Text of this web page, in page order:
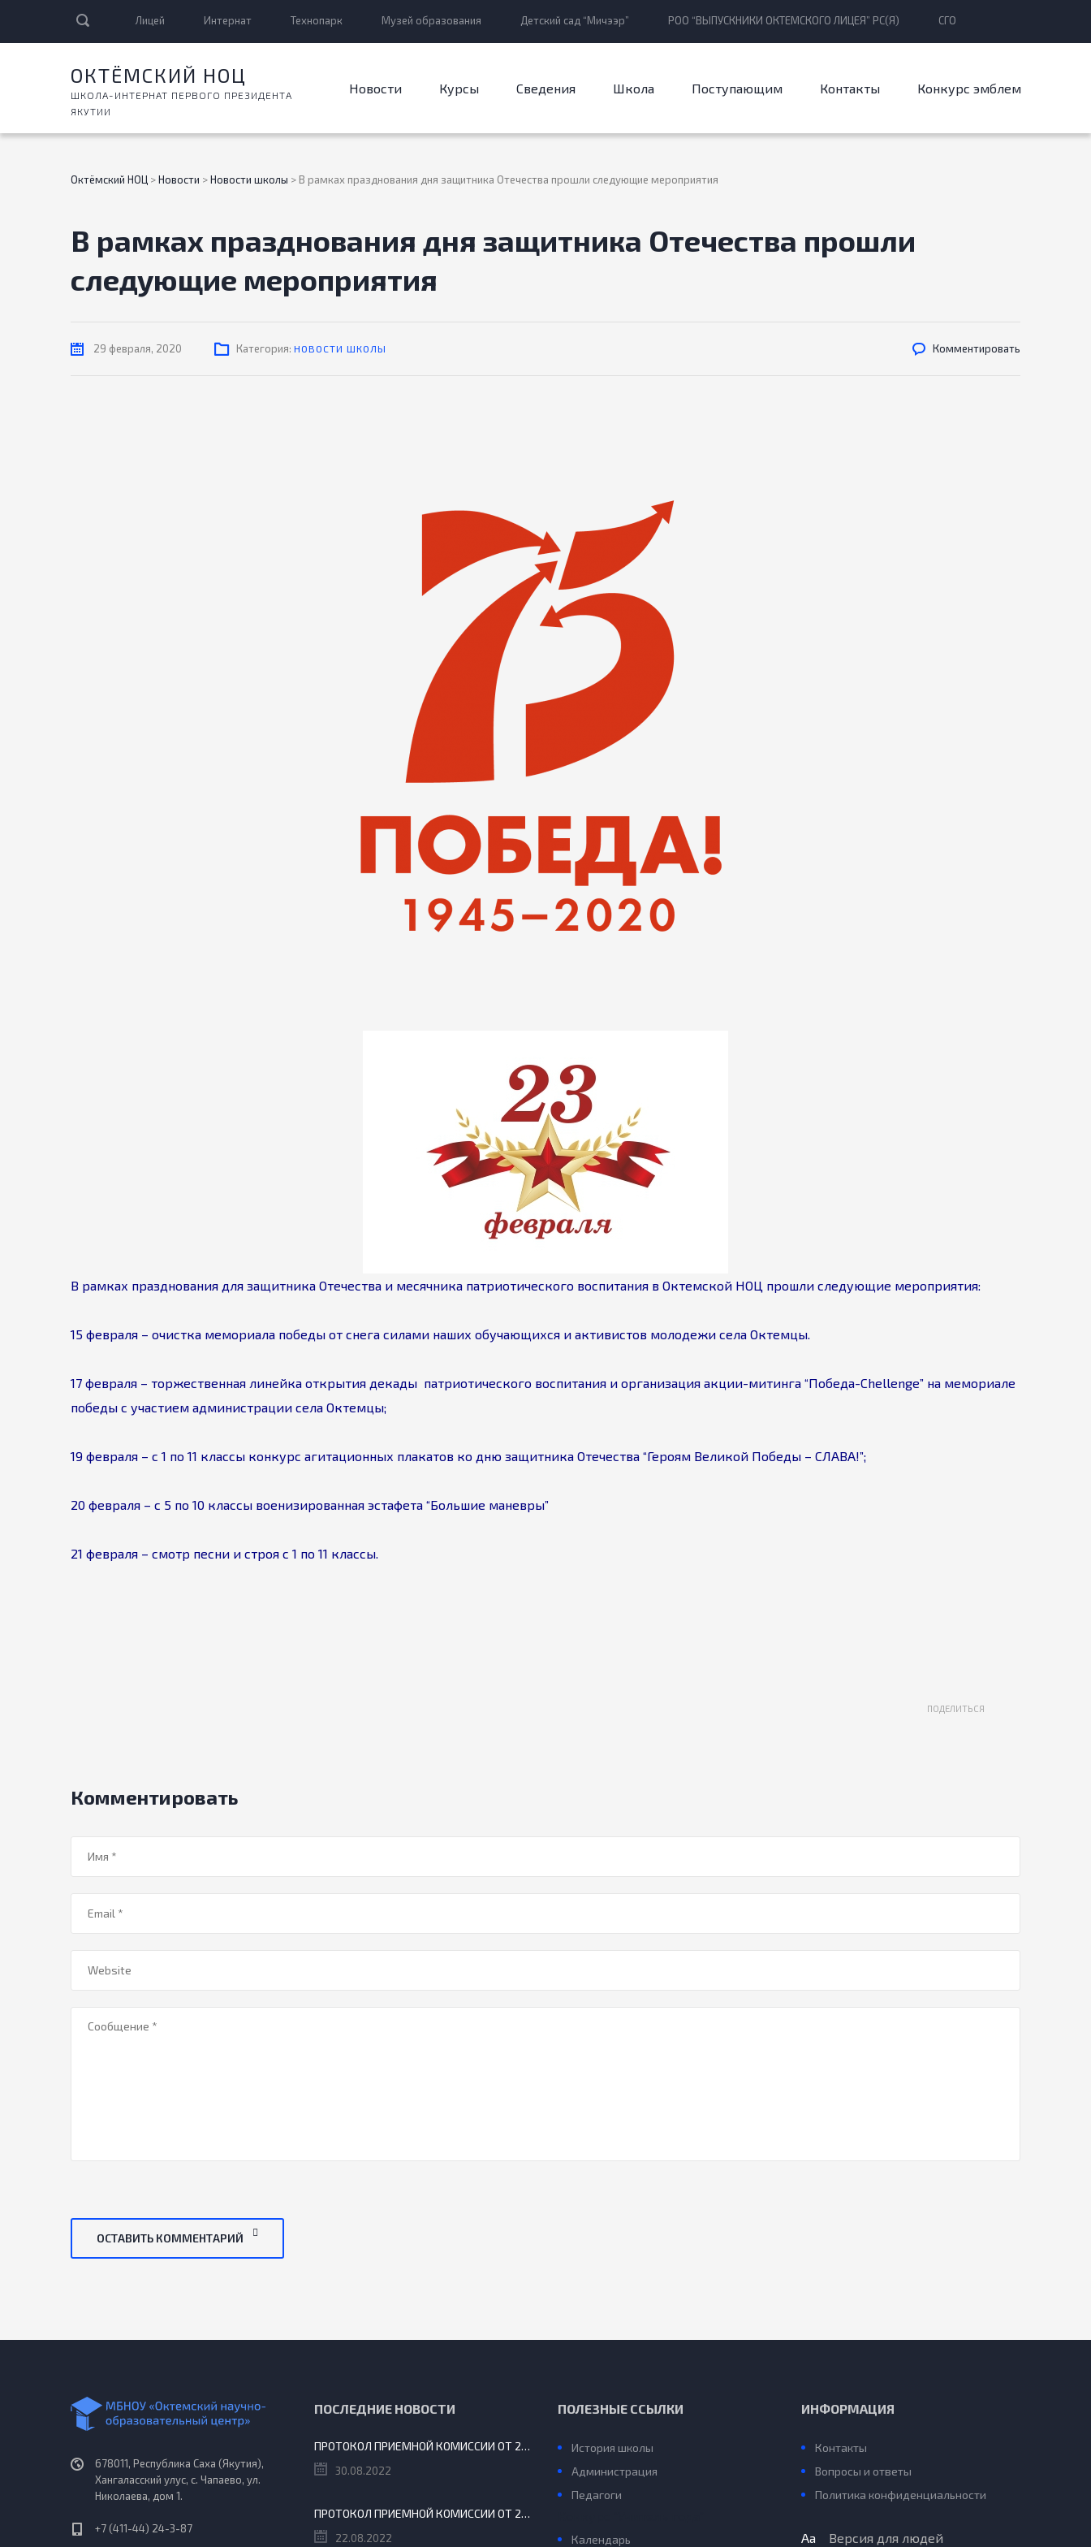
Лицей Интернат Технопарк Музей образования Детский сад “Мичээр” РОО “ВЫПУСКНИКИ ОКТЕМСКОГО ЛИЦЕЯ” РС(Я) СГО
ОКТЁМСКИЙ НОЦ
ШКОЛА-ИНТЕРНАТ ПЕРВОГО ПРЕЗИДЕНТА
ЯКУТИИ
Новости Курсы Сведения Школа Поступающим Контакты Конкурс эмблем
Октёмский НОЦ >Новости >Новости школы >В рамках празднования дня защитника Отечества прошли следующие мероприятия
В рамках празднования дня защитника Отечества прошли
следующие мероприятия
29 февраля, 2020 Категория: НОВОСТИ ШКОЛЫ Комментировать
В рамках празднования для защитника Отечества и месячника патриотического воспитания в Октемской НОЦ прошли следующие мероприятия:
15 февраля – очистка мемориала победы от снега силами наших обучающихся и активистов молодежи села Октемцы.
17 февраля – торжественная линейка открытия декады патриотического воспитания и организация акции-митинга “Победа-Chellenge” на мемориале
победы с участием администрации села Октемцы;
19 февраля – с 1 по 11 классы конкурс агитационных плакатов ко дню защитника Отечества “Героям Великой Победы – СЛАВА!”;
20 февраля – с 5 по 10 классы военизированная эстафета “Большие маневры”
21 февраля – смотр песни и строя с 1 по 11 классы.
ПОДЕЛИТЬСЯ
Комментировать
ОСТАВИТЬ КОММЕНТАРИЙ
678011, Республика Саха (Якутия),
Хангаласский улус, с. Чапаево, ул.
Николаева, дом 1.
+7 (411-44) 24-3-87
ПОСЛЕДНИЕ НОВОСТИ
ПРОТОКОЛ ПРИЕМНОЙ КОМИССИИ ОТ 29.08.2022 Г.
30.08.2022
ПРОТОКОЛ ПРИЕМНОЙ КОМИССИИ ОТ 20 АВГУСТА 2022 Г.
22.08.2022
ПОЛЕЗНЫЕ ССЫЛКИ
История школы
Администрация
Педагоги
Календарь
ИНФОРМАЦИЯ
Контакты
Вопросы и ответы
Политика конфиденциальности
Aa Версия для людей